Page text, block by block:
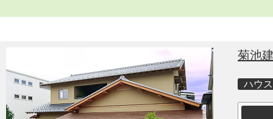
菊池
ハウ